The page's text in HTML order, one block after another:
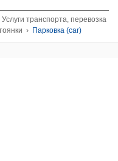
Услуги транспорта, перевозка
› Парковка (car)